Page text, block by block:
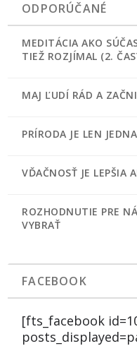
ODPORÚČANÉ
MEDITÁCIA AKO
TIEŽ ROZJÍMAL (2.
MAJ ĽUDÍ RÁD A
PRÍRODA JE LEN
VĎAČNOSŤ JE LEPŠIA
ROZHODNUTIE PRE
VYBRAŤ
FACEBOOK
[fts_facebook